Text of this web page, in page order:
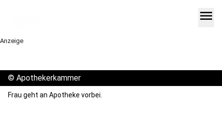
menu
Anzeige
© Apothekerkammer
Frau geht an Apotheke vorbei.